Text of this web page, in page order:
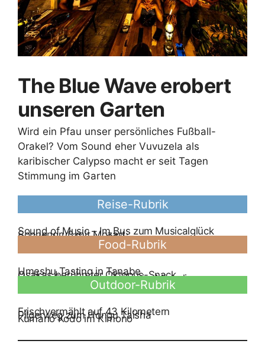
The Blue Wave erobert
unseren Garten
Wird ein Pfau unser persönliches Fußball-
Orakel? Vom Sound eher Vuvuzela als
karibischer Calypso macht er seit Tagen
Stimmung im Garten
Reise-Rubrik
Sound of Music – Im Bus zum Musicalglück
Sonnengruß mit Mozart
Drei Kerben für die Göttin
Food-Rubrik
Umeshu Tasting in Tanabe
Osakas berühmter Oktopus-Snack
Ürgüps Frauenkooperative im Michelin
Outdoor-Rubrik
Frischvermählt auf 43 Kilometern
Pilgerweg zum Hongu Taisha
Kumano Kodo im Kimono